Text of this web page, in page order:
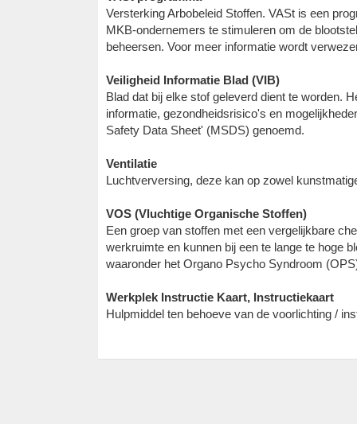
Versterking Arbobeleid Stoffen. VASt is een
MKB-ondernemers te stimuleren om de
beheersen. Voor meer informatie wordt
Veiligheid Informatie Blad (VIB)
Blad dat bij elke stof geleverd dient te worden.
informatie, gezondheidsrisico's en
Safety Data Sheet' (MSDS) genoemd.
Ventilatie
Luchtverversing, deze kan op zowel
VOS (Vluchtige Organische Stoffen)
Een groep van stoffen met een vergelijkbare
werkruimte en kunnen bij een te lange te hoge
waaronder het Organo Psycho Syndroom
Werkplek Instructie Kaart, Instructiekaart
Hulpmiddel ten behoeve van de voorlichting /